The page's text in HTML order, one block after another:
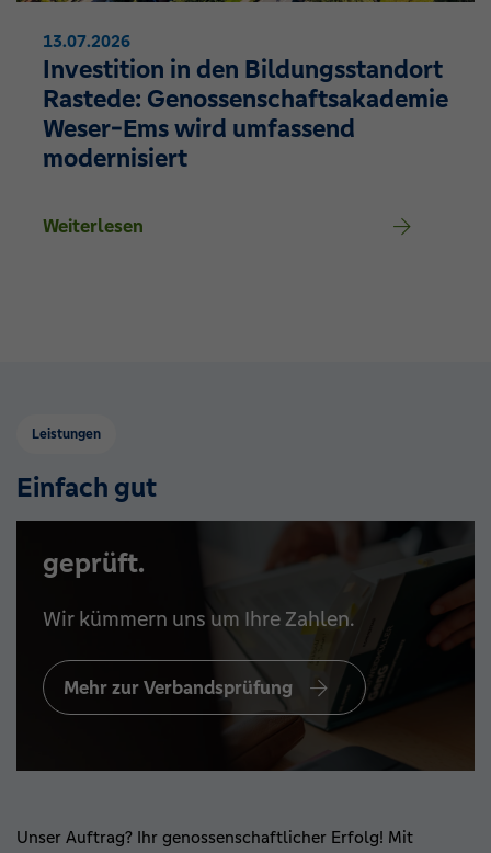
13.07.2026
Investition in den Bildungsstandort
Rastede: Genossenschaftsakademie
Weser-Ems wird umfassend
modernisiert
Weiterlesen
Leistungen
Einfach gut
geprüft.
Wir kümmern uns um Ihre Zahlen.
Mehr zur Verbandsprüfung
Unser Auftrag? Ihr genossenschaftlicher Erfolg! Mit